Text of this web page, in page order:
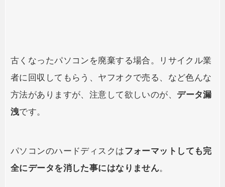
古くなったパソコンを廃棄する場合。リサイクル業
者に回収してもらう、ヤフオクで売る、など色んな
方法がありますが、注意して欲しいのが、 データ漏
洩です。
パソコンのハードディスクはフォーマットしても完
全にデータを消した事にはなりません。